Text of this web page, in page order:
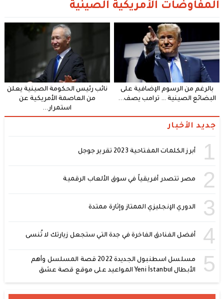
المفاوضات الأمريكية الصينية
بالرغم من الرسوم الإضافية على
البضائع الصينية … ترامب يصف...
نائب رئيس الحكومة الصينية يعلن
من العاصمة الأمريكية عن
استمرار...
جديد الأخبار
1 أبرز الكلمات المفتاحية 2023 تقرير جوجل
2 مصر تتصدر أفريقياً في سوق الألعاب الرقمية
3 الدوري الإنجليزي الممتاز وإثارة ممتدة
4 أفضل الفنادق الفاخرة في جدة التي ستجعل زيارتك لا تُنسى
5
مسلسل اسطنبول الجديدة 2022 قصة المسلسل وأهم
الأبطال Yeni İstanbul المواعيد على موقع قصة عشق